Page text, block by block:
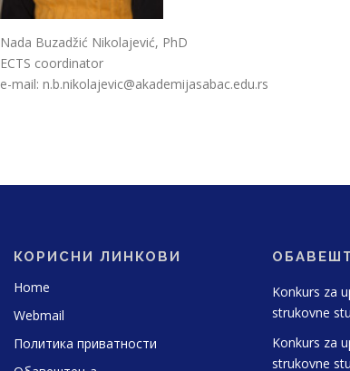
Nada Buzadžić Nikolajević, PhD
ECTS coordinator
e-mail: n.b.nikolajevic@akademijasabac.edu.rs
КОРИСНИ ЛИНКОВИ
Home
Webmail
Политика приватности
Konkurs za
strukovne
Konkurs za
strukovne